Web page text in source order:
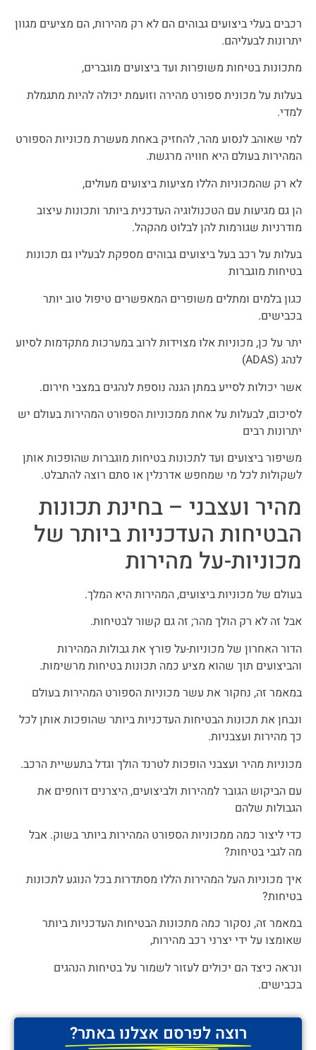
רכבים בעלי ביצועים גבוהים הם לא רק מהירות, הם מציעים מגוון
יתרונות לבעליהם.
מתכונות בטיחות משופרות ועד ביצועים מוגברים,
בעלות על מכונית ספורט מהירה וזועמת יכולה להיות מתגמלת
למדי.
למי שאוהב לנסוע מהר, להחזיק באחת מעשרת מכוניות הספורט
המהירות בעולם היא חוויה מרגשת.
לא רק שהמכוניות הללו מציעות ביצועים מעולים,
הן גם מגיעות עם הטכנולוגיה העדכנית ביותר ותכונות עיצוב
מודרניות שגורמות להן לבלוט מהקהל.
בעלות על רכב בעל ביצועים גבוהים מספקת לבעליו גם תכונות
בטיחות מוגברות
כגון בלמים ומתלים משופרים המאפשרים טיפול טוב יותר
בכבישים.
יתר על כן, מכוניות אלו מצוידות לרוב במערכות מתקדמות לסיוע
לנהג (ADAS)
אשר יכולות לסייע במתן הגנה נוספת לנהגים במצבי חירום.
לסיכום, לבעלות על אחת ממכוניות הספורט המהירות בעולם יש
יתרונות רבים
משיפור ביצועים ועד לתכונות בטיחות מוגברות שהופכות אותן
לשקולות לכל מי שמחפש אדרנלין או סתם רוצה להתבלט.
מהיר ועצבני – בחינת תכונות
הבטיחות העדכניות ביותר של
מכוניות-על מהירות
בעולם של מכוניות ביצועים, המהירות היא המלך.
אבל זה לא רק הולך מהר; זה גם קשור לבטיחות.
הדור האחרון של מכוניות-על פורץ את גבולות המהירות
והביצועים תוך שהוא מציע כמה תכונות בטיחות מרשימות.
במאמר זה, נחקור את עשר מכוניות הספורט המהירות בעולם
ונבחן את תכונות הבטיחות העדכניות ביותר שהופכות אותן לכל
כך מהירות ועצבניות.
מכוניות מהיר ועצבני הופכות לטרנד הולך וגדל בתעשיית הרכב.
עם הביקוש הגובר למהירות ולביצועים, היצרנים דוחפים את
הגבולות שלהם
כדי ליצור כמה ממכוניות הספורט המהירות ביותר בשוק. אבל
מה לגבי בטיחות?
איך מכוניות העל המהירות הללו מסתדרות בכל הנוגע לתכונות
בטיחות?
במאמר זה, נסקור כמה מתכונות הבטיחות העדכניות ביותר
שאומצו על ידי יצרני רכב מהירות,
ונראה כיצד הם יכולים לעזור לשמור על בטיחות הנהגים
בכבישים.
רוצה לפרסם אצלנו באתר?